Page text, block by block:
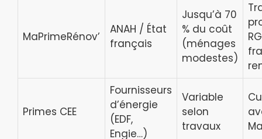
MaPrimeRénov’
ANAH / État
français
Jusqu’à 70
% du coût
(ménages
modestes)
Primes CEE
Fournisseurs
d’énergie
(EDF,
Engie…)
Variable
selon
travaux